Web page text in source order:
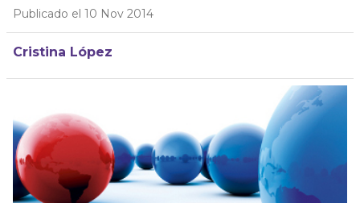
Publicado el 10 Nov 2014
Cristina López